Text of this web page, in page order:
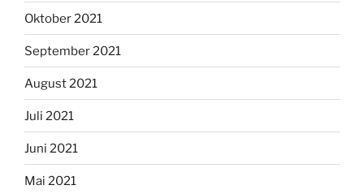
Oktober 2021
September 2021
August 2021
Juli 2021
Juni 2021
Mai 2021